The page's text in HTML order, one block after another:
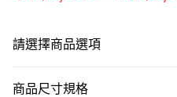
請選擇商品選項
商品尺寸規格